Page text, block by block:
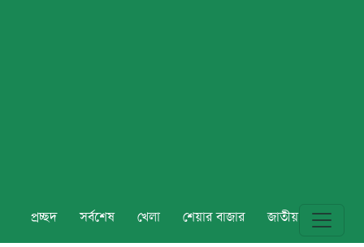
প্রচ্ছদ সর্বশেষ খেলা শেয়ার বাজার জাতীয় বিশ্ব